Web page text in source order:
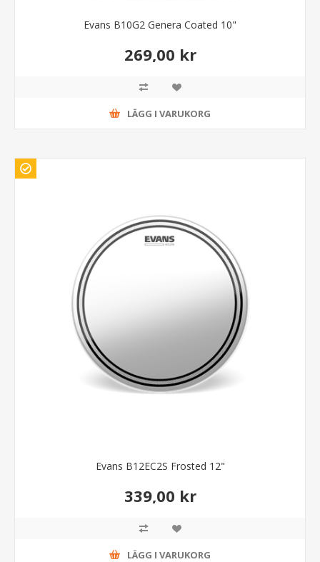
Evans B10G2 Genera Coated 10"
269,00 kr
LÄGG I VARUKORG
Evans B12EC2S Frosted 12"
339,00 kr
LÄGG I VARUKORG